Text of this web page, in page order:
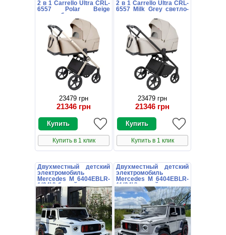
2 в 1 Carrello Ultra CRL-
6557 Polar Beige
светло-бежевая
23479 грн
21346 грн
Купить в 1 клик
2 в 1 Carrello Ultra CRL-
6557 Milk Grey светло-
23479 грн
21346 грн
Купить в 1 клик
Двухместный детский
электромобиль
Mercedes M 6404EBLR-
1(24V) белый
Двухместный детский
электромобиль
Mercedes M 6404EBLR-
11(24V) серый